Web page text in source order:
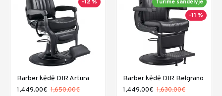
-12 %
Barber kėdė DIR Artura
1,449.00€ 1,650.00€
Turime sandėlyje
-11 %
Barber kėdė DIR Belgrano
1,449.00€ 1,630.00€